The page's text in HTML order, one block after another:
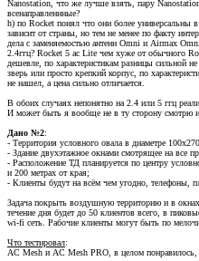
Nanostation, что же лучше взять, пару
всенаправленнные?
h) по Rocket понял что они более универсальны
зависит от страны, но тем не менее по факту
дела с заменяемостью антенн Omni и Airmax
2.4ггц? Rocket 5 ac Lite чем хуже от обычного
дешевле, по характеристикам разницы сильной
зверь или просто крепкий корпус, по
не нашел, а цена сильно отличается.
В обоих случаях непонятно на 2.4 или 5 ггц
И может быть я вообще не в ту сторону смотрю
Дано №2:
- Территория условного овала в диаметре
- Здание двухэтажное окнами смотрящее на все
- Расположение ТД планируется по центру
и 200 метрах от края;
- Клиенты будут на всём чем угодно, телефоны,
Задача покрыть воздушную территорию и в
течение дня будет до 50 клиентов всего, в
wi-fi сеть. Рабочие клиенты могут быть по
Что тестировал:
AC Mesh и AC Mesh PRO, в целом понравилось,